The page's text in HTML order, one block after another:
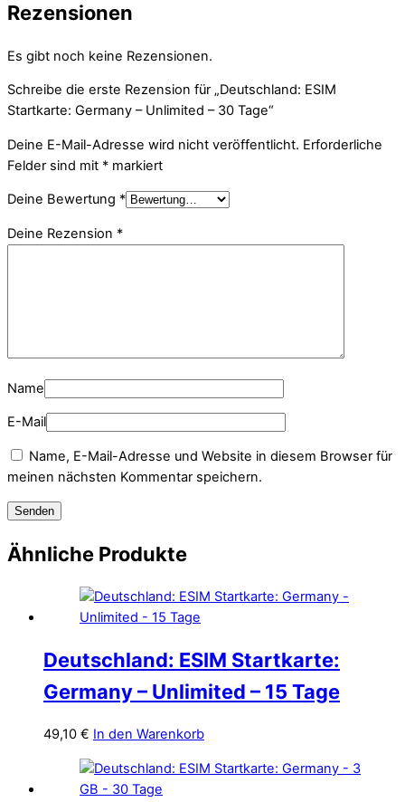
Rezensionen
Es gibt noch keine Rezensionen.
Schreibe die erste Rezension für „Deutschland: ESIM
Startkarte: Germany – Unlimited – 30 Tage“
Deine E-Mail-Adresse wird nicht veröffentlicht. Erforderliche
Felder sind mit * markiert
Deine Bewertung *
Deine Rezension *
Name
E-Mail
Name, E-Mail-Adresse und Website in diesem Browser für
meinen nächsten Kommentar speichern.
Ähnliche Produkte
Deutschland: ESIM Startkarte:
Germany – Unlimited – 15 Tage
49,10 € In den Warenkorb